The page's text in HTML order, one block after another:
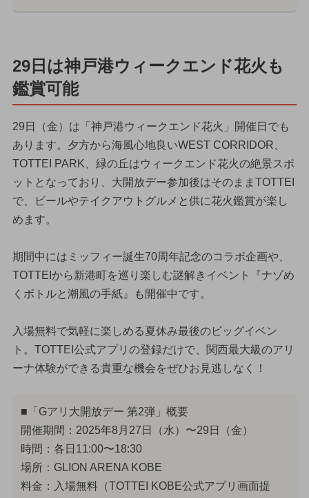
29日は神戸港ウィークエンド花火も
鑑賞可能
29日（金）は「神戸港ウィークエンド花火」開催日でも
あります。夕方から海風心地良いWEST CORRIDOR、
TOTTEI PARK、緑の丘はウィークエンド花火の絶景スポ
ットとなっており、大開放デー参加後はそのままTOTTEI
で、ビールやテイクアウトグルメと供に花火鑑賞が楽し
めます。
期間中にはミッフィー誕生70周年記念のコラボ企画や、
TOTTEIから新港町を巡り楽しむ謎解きイベント『ナゾめ
くボトルと潮風の手紙』も開催中です。
入場無料で気軽に楽しめる夏休み最後のビッグイベン
ト。TOTTEI公式アプリの登録だけで、関西最大級のアリ
ーナ体験ができる貴重な機会をぜひお見逃しなく！
■「Gアリ大開放デー 第2弾」概要
開催期間：2025年8月27日（水）〜29日（金）
時間：各日11:00〜18:30
場所：GLION ARENA KOBE
料金：入場無料（TOTTEI KOBE公式アプリ画面提